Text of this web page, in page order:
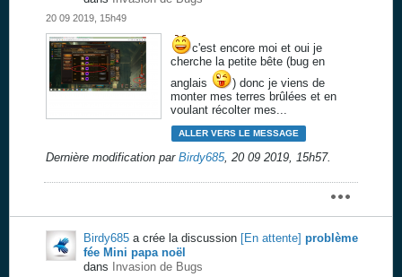
20 09 2019, 15h49
c'est encore moi et oui je
cherche la petite bête (bug en
anglais
) donc je viens de
monter mes terres brûlées et en
voulant récolter mes...
ALLER VERS LE MESSAGE
Dernière modification par Birdy685, 20 09 2019, 15h57.
Birdy685 a crée la discussion [En attente] problème
fée Mini papa noël
dans
Invasion de Bugs